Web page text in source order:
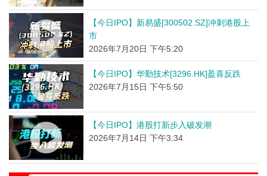
【今日IPO】新易盛[300502.SZ]冲刺港股上
市
2026年7月20日 下午5:20
【今日IPO】华勤技术[3296.HK]盈喜反跌
2026年7月15日 下午5:50
【今日IPO】港股打新步入破发潮
2026年7月14日 下午3:34